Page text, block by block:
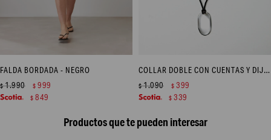
FALDA BORDADA - NEGRO
$1.990 $ 999
$ 849
COLLAR DOBLE CON CUENTAS Y DIJE ACERO - PLATEADO
$1.090 $ 399
$ 339
Productos que te pueden interesar